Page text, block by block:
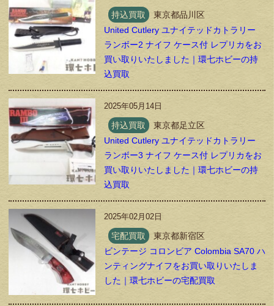
持込買取
東京都品川区
United Cutlery ユナイテッドカトラリー
ランボー2 ナイフ ケース付 レプリカをお
買い取りいたしました｜環七ホビーの持
込買取
2025年05月14日
持込買取
東京都足立区
United Cutlery ユナイテッドカトラリー
ランボー3 ナイフ ケース付 レプリカをお
買い取りいたしました｜環七ホビーの持
込買取
2025年02月02日
宅配買取
東京都新宿区
ビンテージ コロンビア Colombia SA70 ハ
ンティングナイフをお買い取りいたしま
した｜環七ホビーの宅配買取